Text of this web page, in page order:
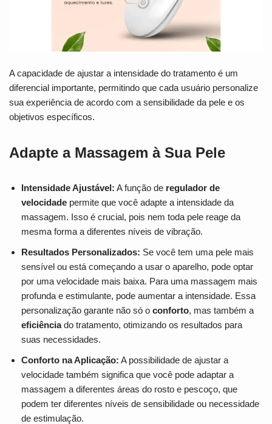
A capacidade de ajustar a intensidade do tratamento é um
diferencial importante, permitindo que cada usuário personalize
sua experiência de acordo com a sensibilidade da pele e os
objetivos específicos.
Adapte a Massagem à Sua Pele
Intensidade Ajustável: A função de regulador de
velocidade permite que você adapte a intensidade da
massagem. Isso é crucial, pois nem toda pele reage da
mesma forma a diferentes níveis de vibração.
Resultados Personalizados: Se você tem uma pele mais
sensível ou está começando a usar o aparelho, pode optar
por uma velocidade mais baixa. Para uma massagem mais
profunda e estimulante, pode aumentar a intensidade. Essa
personalização garante não só o conforto, mas também a
eficiênciado tratamento, otimizando os resultados para
suas necessidades.
Conforto na Aplicação: A possibilidade de ajustar a
velocidade também significa que você pode adaptar a
massagem a diferentes áreas do rosto e pescoço, que
podem ter diferentes níveis de sensibilidade ou necessidade
de estimulação.